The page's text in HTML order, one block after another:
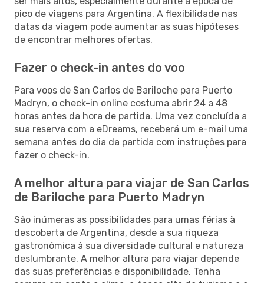
pico de viagens para Argentina. A flexibilidade nas
datas da viagem pode aumentar as suas hipóteses
de encontrar melhores ofertas.
Fazer o check-in antes do voo
Para voos de San Carlos de Bariloche para Puerto
Madryn, o check-in online costuma abrir 24 a 48
horas antes da hora de partida. Uma vez concluída a
sua reserva com a eDreams, receberá um e-mail uma
semana antes do dia da partida com instruções para
fazer o check-in.
A melhor altura para viajar de San Carlos
de Bariloche para Puerto Madryn
São inúmeras as possibilidades para umas férias à
descoberta de Argentina, desde a sua riqueza
gastronómica à sua diversidade cultural e natureza
deslumbrante. A melhor altura para viajar depende
das suas preferências e disponibilidade. Tenha